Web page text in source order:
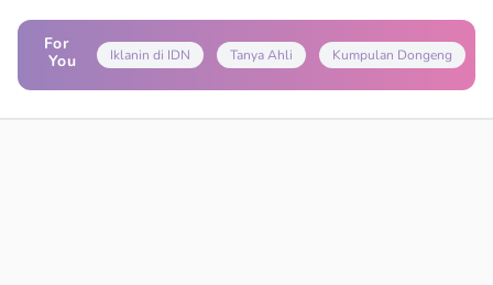
For
You
Iklanin di IDN Tanya Ahli Kumpulan Dongeng